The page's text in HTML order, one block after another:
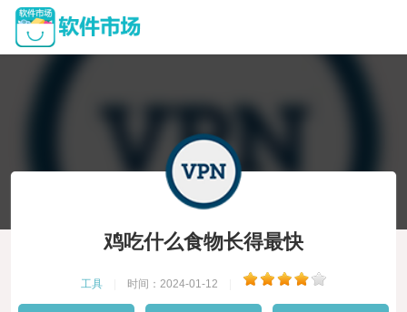
鸡吃什么食物长得最快
工具 时间：2024-01-12